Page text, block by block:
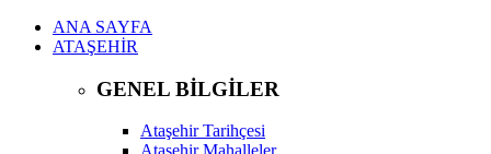
ANA SAYFA
ATAŞEHİR
GENEL BİLGİLER
Ataşehir Tarihçesi